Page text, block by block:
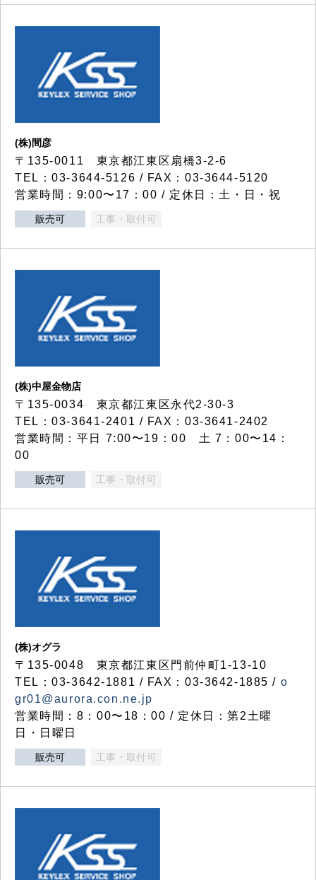
(株)間彦
〒135-0011 東京都江東区扇橋3-2-6
TEL：03-3644-5126 / FAX：03-3644-5120
営業時間：9:00〜17：00 / 定休日：土・日・祝
販売可 工事・取付可
(株)中屋金物店
〒135-0034 東京都江東区永代2-30-3
TEL：03-3641-2401 / FAX：03-3641-2402
営業時間：平日 7:00〜19：00 土 7：00〜14：
00
販売可 工事・取付可
(株)オグラ
〒135-0048 東京都江東区門前仲町1-13-10
TEL：03-3642-1881 / FAX：03-3642-1885 / o
gr01@aurora.con.ne.jp
営業時間：8：00〜18：00 / 定休日：第2土曜
日・日曜日
販売可 工事・取付可